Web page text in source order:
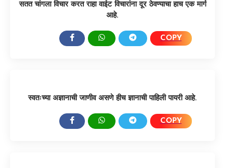
सतत चांगला विचार करत राहा वाईट विचारांना दूर ठेवण्याचा हाच एक मार्ग
आहे.
COPY
स्वतःच्या अज्ञानाची जाणीव असणे हीच ज्ञानाची पाहिली पायरी आहे.
COPY